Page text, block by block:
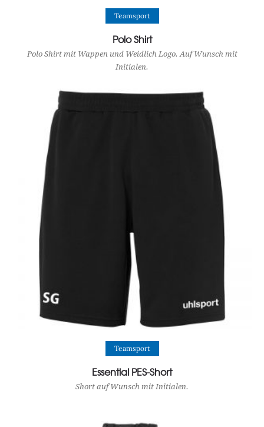
View Product
Teamsport
Polo Shirt
Polo Shirt mit Wappen und Weidlich Logo. Auf Wunsch mit
Initialen.
View Product
Teamsport
Essential PES-Short
Short auf Wunsch mit Initialen.